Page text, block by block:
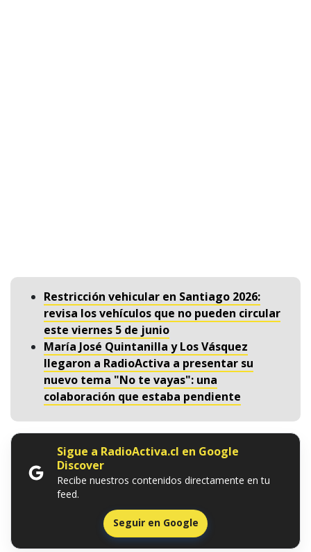
Restricción vehicular en Santiago 2026:
revisa los vehículos que no pueden circular
este viernes 5 de junio
María José Quintanilla y Los Vásquez
llegaron a RadioActiva a presentar su
nuevo tema "No te vayas": una
colaboración que estaba pendiente
Sigue a RadioActiva.cl en Google
Discover
Recibe nuestros contenidos directamente en tu
feed.
Seguir en Google